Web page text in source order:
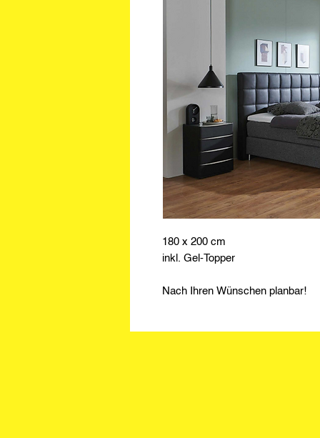
180 x 200 cm
inkl. Gel-Topper
Nach Ihren Wünschen planbar!